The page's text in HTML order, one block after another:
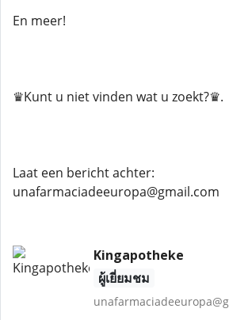
En meer!
♛Kunt u niet vinden wat u zoekt?♛.
Laat een bericht achter:
unafarmaciadeeuropa@gmail.com
Kingapotheke
ผู้เยี่ยมชม